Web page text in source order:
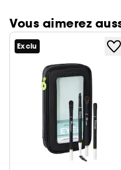
Vous aimerez
Ignorer le carrousel
Exclu